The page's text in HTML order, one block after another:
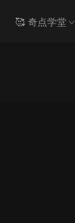
🥰 奇点学堂